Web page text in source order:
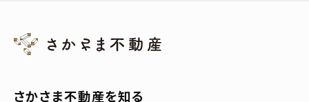
さかさま不動産を知る